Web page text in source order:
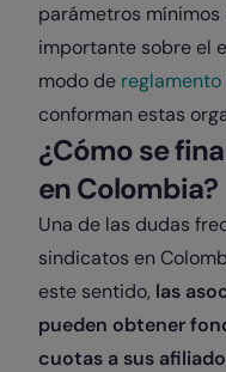
parámetros mínimos
importante sobre el
modo de
conforman estas
¿Cómo se
en Colombia?
Una de las dudas
sindicatos en
este sentido, las
pueden obtener
cuotas a sus